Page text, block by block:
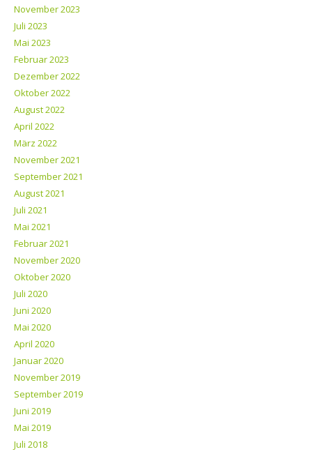
November 2023
Juli 2023
Mai 2023
Februar 2023
Dezember 2022
Oktober 2022
August 2022
April 2022
März 2022
November 2021
September 2021
August 2021
Juli 2021
Mai 2021
Februar 2021
November 2020
Oktober 2020
Juli 2020
Juni 2020
Mai 2020
April 2020
Januar 2020
November 2019
September 2019
Juni 2019
Mai 2019
Juli 2018